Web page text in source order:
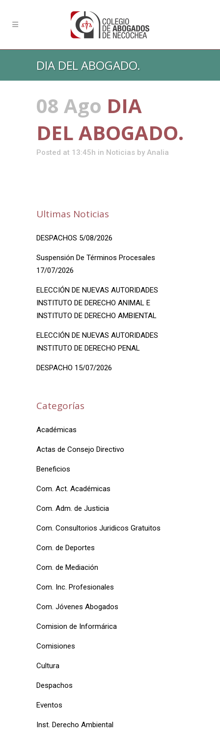
DIA DEL ABOGADO.
08 Ago DIA
DEL ABOGADO.
Posted at 13:45h in Noticias by Analia
Ultimas Noticias
DESPACHOS 5/08/2026
Suspensión De Términos Procesales
17/07/2026
ELECCIÓN DE NUEVAS AUTORIDADES
INSTITUTO DE DERECHO ANIMAL E
INSTITUTO DE DERECHO AMBIENTAL
ELECCIÓN DE NUEVAS AUTORIDADES
INSTITUTO DE DERECHO PENAL
DESPACHO 15/07/2026
Categorías
Académicas
Actas de Consejo Directivo
Beneficios
Com. Act. Académicas
Com. Adm. de Justicia
Com. Consultorios Juridicos Gratuitos
Com. de Deportes
Com. de Mediación
Com. Inc. Profesionales
Com. Jóvenes Abogados
Comision de Informárica
Comisiones
Cultura
Despachos
Eventos
Inst. Derecho Ambiental